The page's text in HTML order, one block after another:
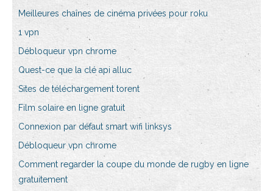
Meilleures chaînes de cinéma privées pour roku
1 vpn
Débloqueur vpn chrome
Quest-ce que la clé api alluc
Sites de téléchargement torent
Film solaire en ligne gratuit
Connexion par défaut smart wifi linksys
Débloqueur vpn chrome
Comment regarder la coupe du monde de rugby en ligne
gratuitement